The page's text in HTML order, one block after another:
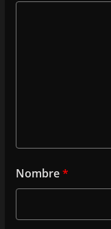
Nombre*